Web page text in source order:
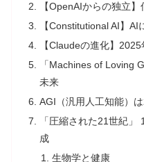
【OpenAIからの独立
【Constitutional AI】
【Claudeの進化】
「Machines of Loving
未来
AGI（汎用人工知能）
「圧縮された21世紀
成
生物学と健康